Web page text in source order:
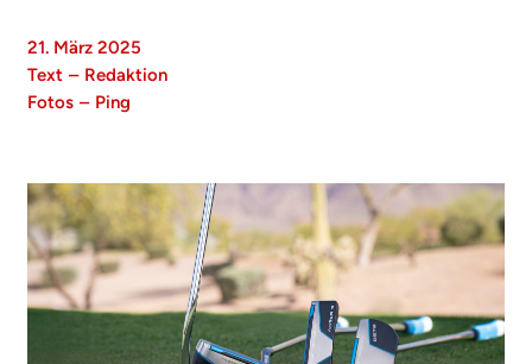
21. März 2025
Text – Redaktion
Fotos – Ping